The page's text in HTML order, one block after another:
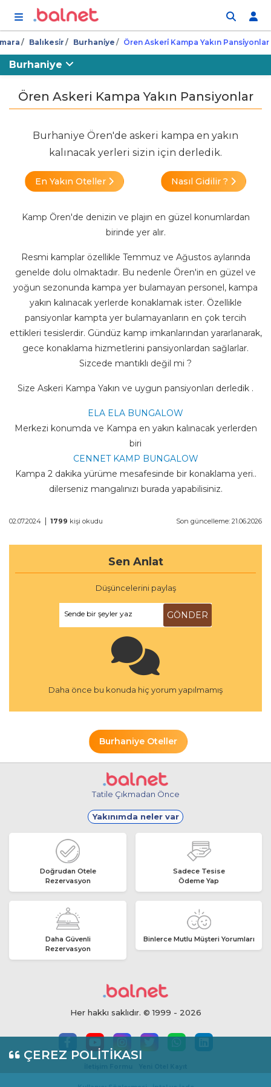
ÇEREZ POLİTİKASI
Balıkesi̇r Burhani̇ye Ören Askeri̇ Kampa Yakın Pansi̇yonlar
Burhaniye
Ören Askeri Kampa Yakın Pansiyonlar
Burhaniye Ören'de askeri kampa en yakın
kalınacak yerleri sizin için derledik.
En Yakın Oteller Nasıl Gidilir ?
Kamp Ören'de denizin ve plajın en güzel konumlardan
birinde yer alır.
Resmi kamplar özellikle Temmuz ve Ağustos aylarında
genelde dolu olmaktadır. Bu nedenle Ören'in en güzel ve
yoğun sezonunda kampa yer bulamayan personel, kampa
yakın kalınacak yerlerde konaklamak ister. Özellikle
pansiyonlar kampta yer bulamayanların en çok tercih
ettikleri tesislerdir. Gündüz kamp imkanlarından yararlanarak,
gece konaklama hizmetlerini pansiyonlardan sağlarlar.
Sizcede mantıklı değil mi ?
Size Askeri Kampa Yakın ve uygun pansiyonları derledik .
ELA ELA BUNGALOW
Merkezi konumda ve Kampa en yakın kalınacak yerlerden
biri
CENNET KAMP BUNGALOW
Kampa 2 dakika yürüme mesafesinde bir konaklama yeri..
dilerseniz mangalınızı burada yapabilisiniz.
02.07.2024 | 1799 kişi okudu Son güncelleme: 21.06.2026
Sen Anlat
Düşüncelerini paylaş
Sende bir şeyler yaz GÖNDER
Daha önce bu konuda hiç yorum yapılmamış
Burhaniye Oteller
Tatile Çıkmadan Önce
Yakınımda neler var
Doğrudan Otele
Rezervasyon
Sadece Tesise
Ödeme Yap
Daha Güvenli
Rezervasyon
Binlerce Mutlu Müşteri Yorumları
Her hakkı saklıdır. © 1999 - 2026